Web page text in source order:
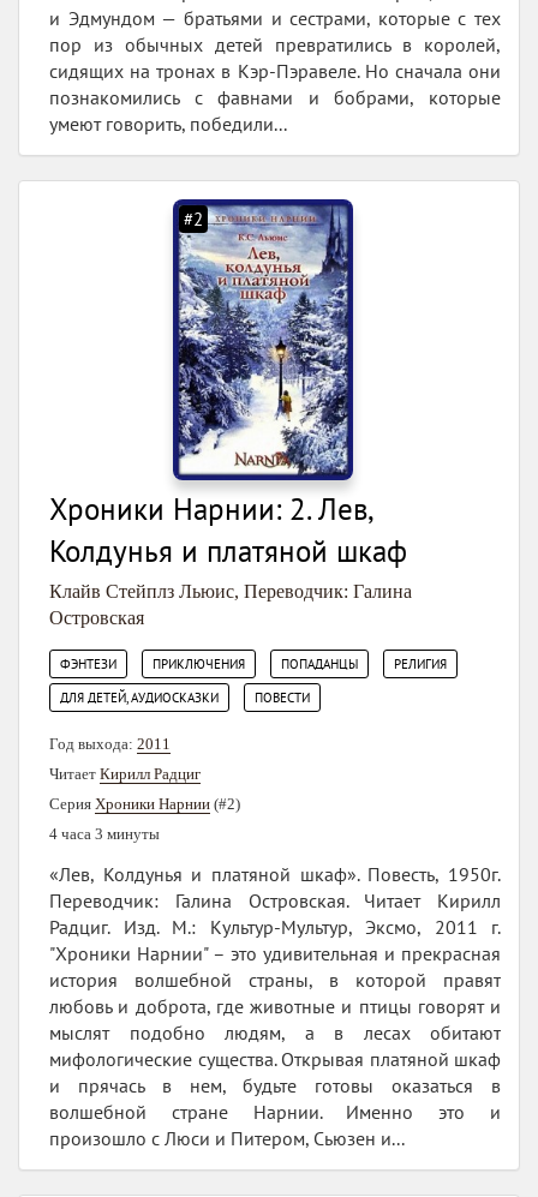
и Эдмундом — братьями и сестрами, которые с тех
пор из обычных детей превратились в королей,
сидящих на тронах в Кэр-Пэравеле. Но сначала они
познакомились с фавнами и бобрами, которые
умеют говорить, победили...
#2
Хроники Нарнии: 2. Лев,
Колдунья и платяной шкаф
Клайв Стейплз Льюис, Переводчик: Галина
Островская
ФЭНТЕЗИ ПРИКЛЮЧЕНИЯ ПОПАДАНЦЫ РЕЛИГИЯ
ДЛЯ ДЕТЕЙ, АУДИОСКАЗКИ ПОВЕСТИ
Год выхода: 2011
Читает Кирилл Радциг
Серия Хроники Нарнии (#2)
4 часа 3 минуты
«Лев, Колдунья и платяной шкаф». Повесть, 1950г.
Переводчик: Галина Островская. Читает Кирилл
Радциг. Изд. М.: Культур-Мультур, Эксмо, 2011 г.
"Хроники Нарнии" – это удивительная и прекрасная
история волшебной страны, в которой правят
любовь и доброта, где животные и птицы говорят и
мыслят подобно людям, а в лесах обитают
мифологические существа. Открывая платяной шкаф
и прячась в нем, будьте готовы оказаться в
волшебной стране Нарнии. Именно это и
произошло с Люси и Питером, Сьюзен и...